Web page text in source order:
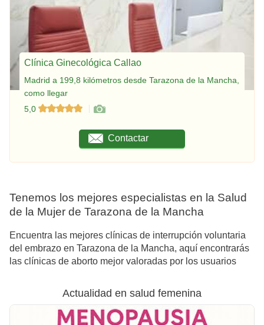
Clínica Ginecológica Callao
Madrid a 199,8 kilómetros desde Tarazona de la Mancha,
como llegar
5,0
Contactar
Tenemos los mejores especialistas en la Salud
de la Mujer de Tarazona de la Mancha
Encuentra las mejores clínicas de interrupción voluntaria
del embrazo en Tarazona de la Mancha, aquí encontrarás
las clínicas de aborto mejor valoradas por los usuarios
Actualidad en salud femenina